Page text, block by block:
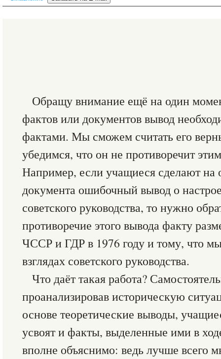
Обращу внимание ещё на один
фактов или документов вывод
фактами. Мы сможем считать его
убедимся, что он не противоречит
Например, если учащиеся сделают на
документа ошибочный вывод о
советского руководства, то нужно
противоречие этого вывода факту
ЧССР и ГДР в 1976 году и тому, что
взглядах советского руководства.
Что даёт такая работа?
проанализировав историческую
основе теоретические выводы,
усвоят и факты, выделенные ими в
вполне объяснимо: ведь лучше всего